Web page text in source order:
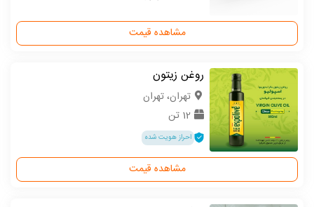
مشاهده قیمت
روغن زیتون
تهران، تهران
12 تن
احراز هویت شده
مشاهده قیمت